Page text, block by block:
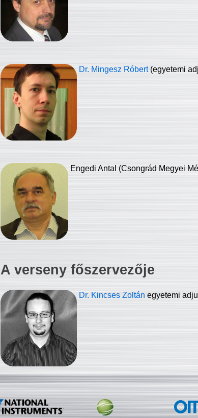
Dr. Mingesz Róbert (egyetemi
Engedi Antal (Csongrád Megyei
A verseny főszervezője
Dr. Kincses Zoltán egyetemi